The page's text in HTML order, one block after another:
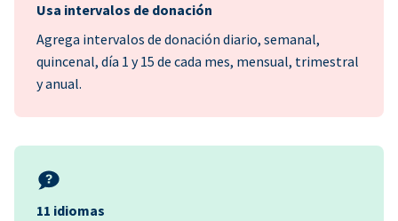
Usa intervalos de donación
Agrega intervalos de donación diario, semanal,
quincenal, día 1 y 15 de cada mes, mensual, trimestral
y anual.
11 idiomas